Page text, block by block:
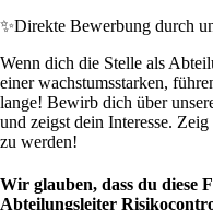
✨Direkte Bewerbung durch
Wenn dich die Stelle als
einer wachstumsstarken,
lange! Bewirb dich über
und zeigst dein Interesse.
zu werden!
Wir glauben, dass du diese
Abteilungsleiter